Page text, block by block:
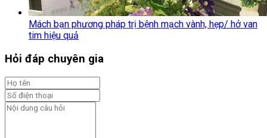
Mách bạn phương pháp trị bệnh mạch vành, hẹp/ hở van
tim hiệu quả
Hỏi đáp chuyên gia